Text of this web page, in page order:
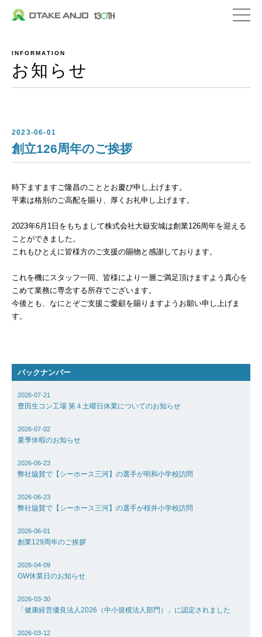
生コンクリート
セメント関連／地盤
Basilisk HA（バジリ
雨水貯留槽／外構他
INFORMATION
お知らせ
2023-06-01
創立126周年のご挨拶
時下ますますご隆昌のこととお慶び申し上げます。
平素は格別のご高配を賜り、厚くお礼申し上げます。
2023年6月1日をもちまして株式会社大嶽安城は創業126周年を迎える
ことができました。
これもひとえに皆様方のご支援の賜物と感謝しております。
これを機にスタッフ一同、皆様により一層ご満足頂けますよう真心を
こめて業務に専念する所存でございます。
今後とも、なにとぞご支援ご愛顧を賜りますようお願い申し上げま
す。
バックナンバー
2026-07-21
豊田生コン工場 第４土曜日休業についてのお知らせ
2026-07-02
夏季休暇のお知らせ
2026-06-23
弊社協賛で【シーホース三河】の選手が明和小学校訪問
2026-06-23
弊社協賛で【シーホース三河】の選手が桜井小学校訪問
2026-06-01
創業129周年のご挨拶
2026-04-09
GW休業日のお知らせ
2026-03-30
「健康経営優良法人2026（中小規模法人部門）」に認定されました
2026-03-12